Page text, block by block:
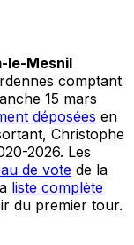
le-Mesnil
comptant
15 mars
déposées en
Christophe
2026. Les
de vote de la
liste complète
du premier tour.